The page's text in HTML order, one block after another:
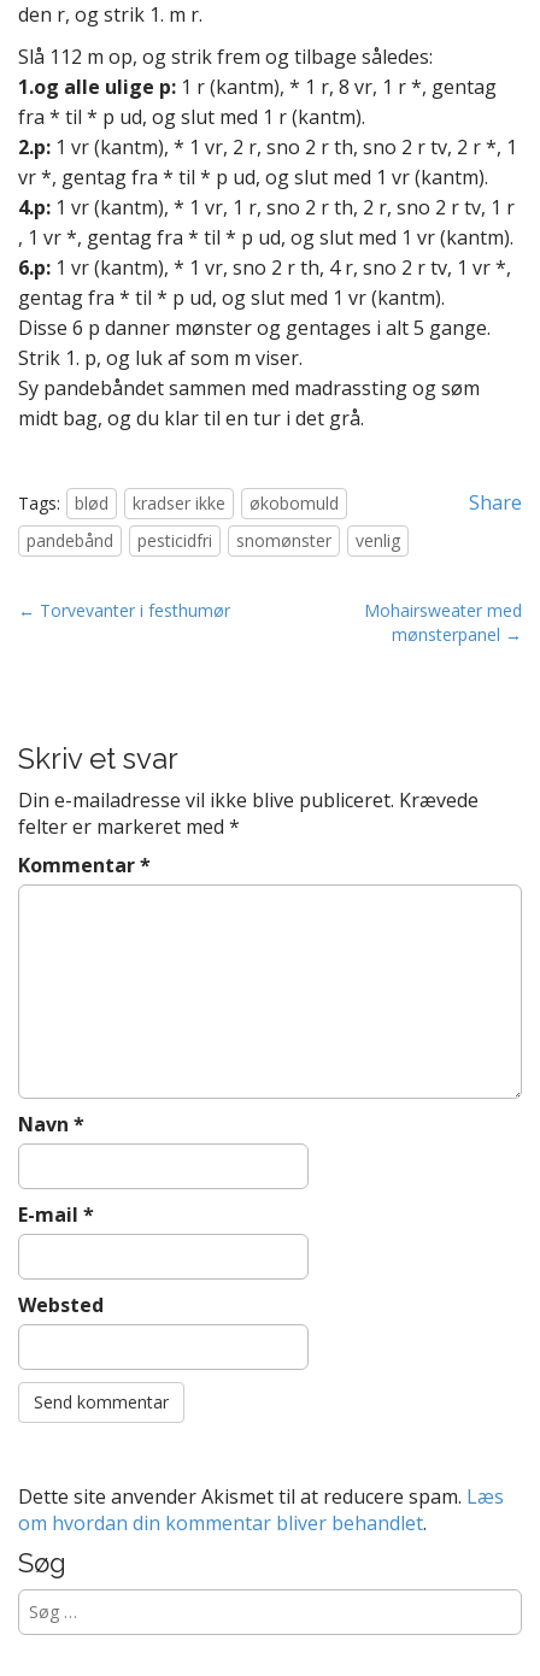
den r, og strik 1. m r.
Slå 112 m op, og strik frem og tilbage således:
1.og alle ulige p: 1 r (kantm), * 1 r, 8 vr, 1 r *, gentag
fra * til * p ud, og slut med 1 r (kantm).
2.p: 1 vr (kantm), * 1 vr, 2 r, sno 2 r th, sno 2 r tv, 2 r *, 1
vr *, gentag fra * til * p ud, og slut med 1 vr (kantm).
4.p: 1 vr (kantm), * 1 vr, 1 r, sno 2 r th, 2 r, sno 2 r tv, 1 r
, 1 vr *, gentag fra * til * p ud, og slut med 1 vr (kantm).
6.p: 1 vr (kantm), * 1 vr, sno 2 r th, 4 r, sno 2 r tv, 1 vr *,
gentag fra * til * p ud, og slut med 1 vr (kantm).
Disse 6 p danner mønster og gentages i alt 5 gange.
Strik 1. p, og luk af som m viser.
Sy pandebåndet sammen med madrassting og søm
midt bag, og du klar til en tur i det grå.
Share
Tags: blød kradser ikke
økobomuld
pandebånd
pesticidfri snomønster venlig
P
a
v
i
g
a
← Torvevanter i festhumør
Mohairsweater med
mønsterpanel →
Skriv et svar
Din e-mailadresse vil ikke blive publiceret. Krævede
felter er markeret med *
Kommentar*
Navn *
E-mail *
Websted
Dette site anvender Akismet til at reducere spam. Læs
om hvordan din kommentar bliver behandlet.
Søg
Søg
efter: